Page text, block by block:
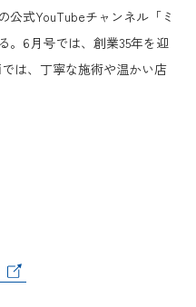
貿易証明
とは
員会
公式YouTubeチャンネル「ミ
。6月号では、創業35年を迎
は、丁寧な施術や温かい店